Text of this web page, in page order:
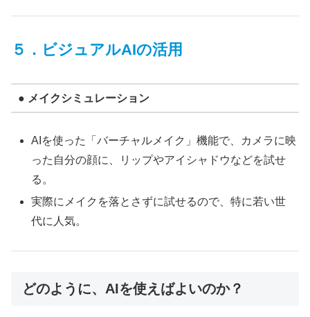
５．ビジュアルAIの活用
● メイクシミュレーション
AIを使った「バーチャルメイク」機能で、カメラに映
った自分の顔に、リップやアイシャドウなどを試せ
る。
実際にメイクを落とさずに試せるので、特に若い世
代に人気。
どのように、AIを使えばよいのか？